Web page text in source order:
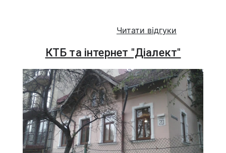
Читати відгуки
КТБ та інтернет "Діалект"